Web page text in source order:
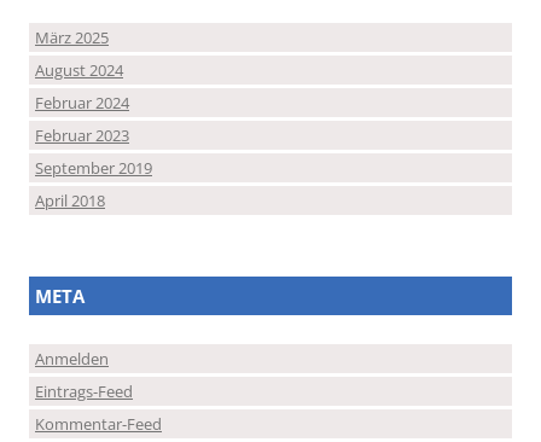
März 2025
August 2024
Februar 2024
Februar 2023
September 2019
April 2018
META
Anmelden
Eintrags-Feed
Kommentar-Feed